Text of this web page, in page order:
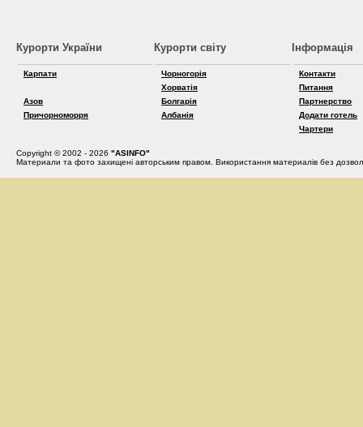
Курорти України
Карпати
Азов
Причорноморря
Курорти світу
Чорногорія
Хорватія
Болгарія
Албанія
Інформація
Контакти
Питання
Партнерство
Додати готель
Чартери
Copyright © 2002 - 2026 "ASINFO"
Материали та фото захищені авторським правом. Використання материалів без